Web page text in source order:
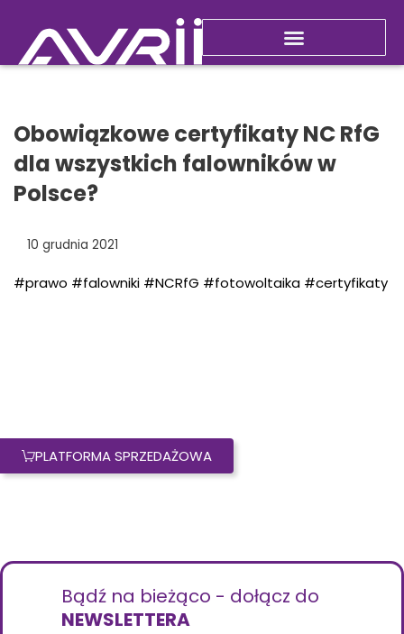
Obowiązkowe certyfikaty NC RfG
dla wszystkich falowników w
Polsce?
10 grudnia 2021
#prawo #falowniki #NCRfG #fotowoltaika #certyfikaty
PLATFORMA SPRZEDAŻOWA
Bądź na bieżąco - dołącz do
NEWSLETTERA